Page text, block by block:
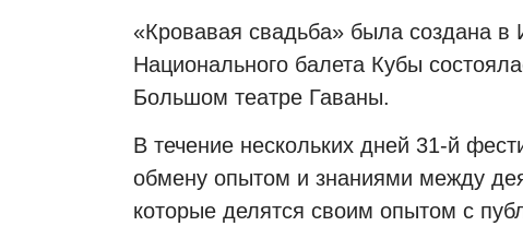
«Кровавая свадьба» была создана в
Национального балета Кубы
Большом театре Гаваны.
В течение нескольких дней 31-й
обмену опытом и знаниями между
которые делятся своим опытом с